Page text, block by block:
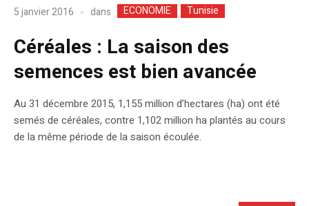
5 janvier 2016 dans ECONOMIE Tunisie
Céréales : La saison des
semences est bien avancée
Au 31 décembre 2015, 1,155 million d’hectares (ha) ont été
semés de céréales, contre 1,102 million ha plantés au cours
de la même période de la saison écoulée.